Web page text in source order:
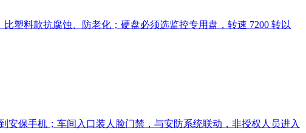
料款抗腐蚀、防老化；硬盘必须选监控专用盘，转速 7200 转以
保手机；车间入口装人脸门禁，与安防系统联动，非授权人员进入